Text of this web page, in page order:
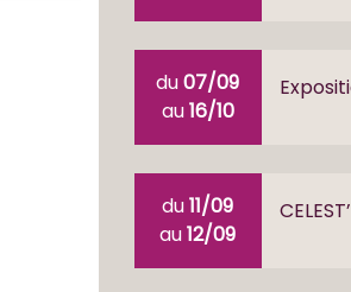
du07/09
au16/10
du11/09
au12/09